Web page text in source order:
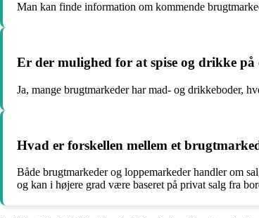
Man kan finde information om kommende
Er der mulighed for at spise og drikke
Ja, mange brugtmarkeder har mad- og drikkeboder,
Hvad er forskellen mellem et
Både brugtmarkeder og loppemarkeder handler om
og kan i højere grad være baseret på privat salg fra